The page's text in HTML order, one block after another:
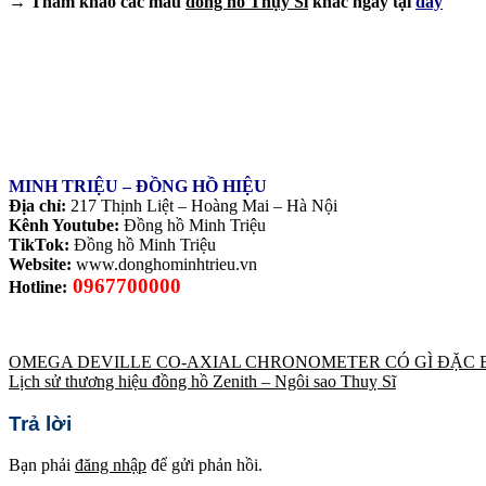
MINH TRIỆU – ĐỒNG HỒ HIỆU
Địa chỉ: 217 Thịnh Liệt – Hoàng Mai – Hà Nội
Kênh Youtube: Đồng hồ Minh Triệu
TikTok: Đồng hồ Minh Triệu
Website: www.donghominhtrieu.vn
Hotline: 0967700000
OMEGA DEVILLE CO-AXIAL CHRONOMETER CÓ GÌ ĐẶC
Lịch sử thương hiệu đồng hồ Zenith – Ngôi sao Thuỵ Sĩ
Trả lời
Bạn phải đăng nhập để gửi phản hồi.